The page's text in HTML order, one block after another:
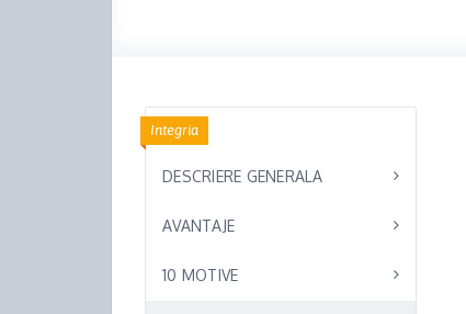
Integria
DESCRIERE GENERALA
AVANTAJE
10 MOTIVE